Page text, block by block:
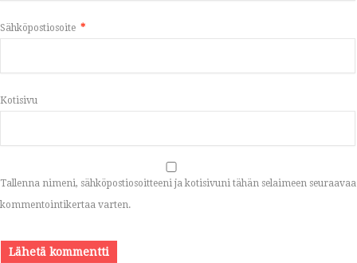
Sähköpostiosoite *
Kotisivu
Tallenna nimeni, sähköpostiosoitteeni ja kotisivuni tähän selaimeen seuraavaa
kommentointikertaa varten.